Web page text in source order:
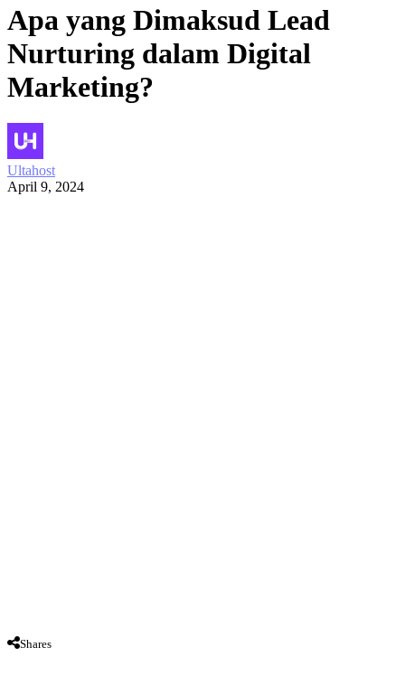
Apa yang Dimaksud Lead
Nurturing dalam Digital
Marketing?
Ultahost
April 9, 2024
Shares